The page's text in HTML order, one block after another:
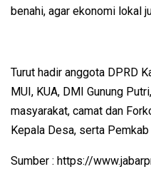
benahi, agar ekonomi lokal
Turut hadir anggota DPRD
MUI, KUA, DMI Gunung
masyarakat, camat dan
Kepala Desa, serta Pemkab
Sumber : https://